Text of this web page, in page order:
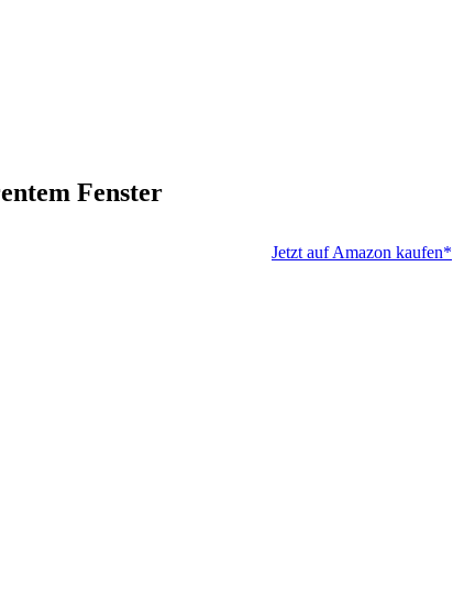
Fenster
Jetzt auf Amazon kaufen*